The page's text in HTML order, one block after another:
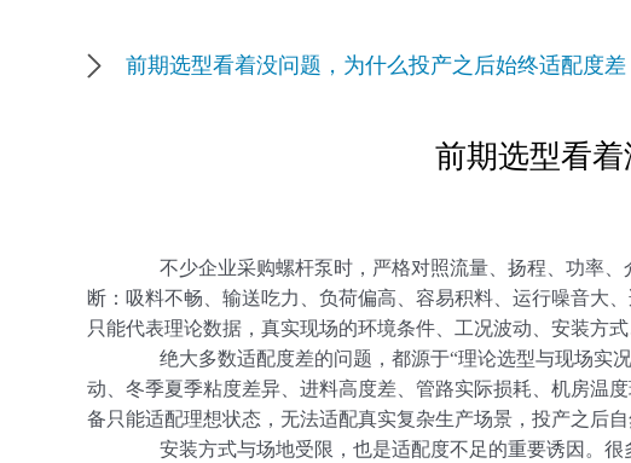
前期选型看着没问题，为什么投产之后始终适配度差
前期选型看
不少企业采购螺杆泵时，严格对照流量、扬程、功率、
断：吸料不畅、输送吃力、负荷偏高、容易积料、运行噪音大
只能代表理论数据，真实现场的环境条件、工况波动、安装方
绝大多数适配度差的问题，都源于“理论选型与现场实况
动、冬季夏季粘度差异、进料高度差、管路实际损耗、机房温
备只能适配理想状态，无法适配真实复杂生产场景，投产之后自
安装方式与场地受限，也是适配度不足的重要诱因。很